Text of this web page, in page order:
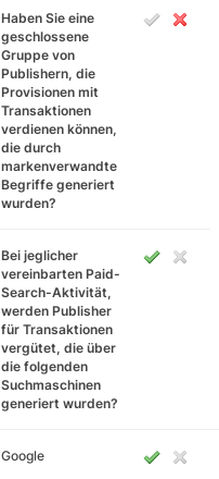
Haben Sie eine
geschlossene
Gruppe von
Publishern, die
Provisionen mit
Transaktionen
verdienen können,
die durch
markenverwandte
Begriffe generiert
wurden?
Bei jeglicher
vereinbarten Paid-
Search-Aktivität,
werden Publisher
für Transaktionen
vergütet, die über
die folgenden
Suchmaschinen
generiert wurden?
Google